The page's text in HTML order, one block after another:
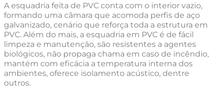
A esquadria feita de PVC conta com o interior vazio,
formando uma câmara que acomoda perfis de aço
galvanizado, cenário que reforça toda a estrutura em
PVC. Além do mais, a esquadria em PVC é de fácil
limpeza e manutenção, são resistentes a agentes
biológicos, não propaga chama em caso de incêndio,
mantém com eficácia a temperatura interna dos
ambientes, oferece isolamento acústico, dentre
outros.